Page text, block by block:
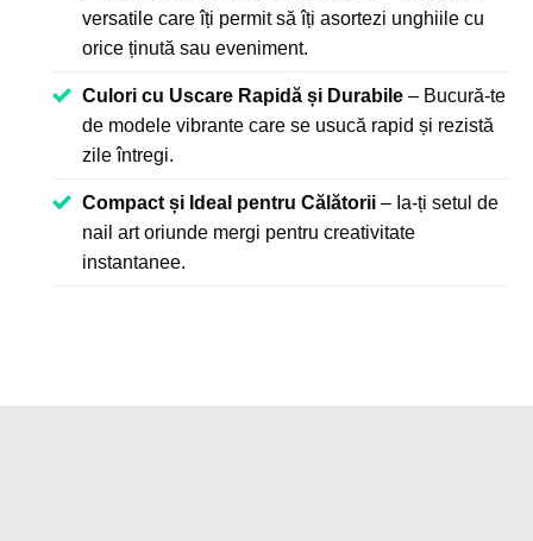
versatile care îți permit să îți asortezi unghiile cu
orice ținută sau eveniment.
Culori cu Uscare Rapidă și Durabile – Bucură-te
de modele vibrante care se usucă rapid și rezistă
zile întregi.
Compact și Ideal pentru Călătorii – Ia-ți setul de
nail art oriunde mergi pentru creativitate
instantanee.